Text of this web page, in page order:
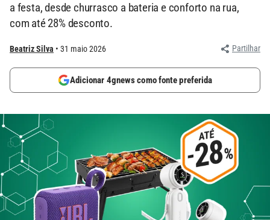
a festa, desde churrasco a bateria e conforto na rua,
com até 28% desconto.
Beatriz Silva 31 maio 2026 Partilhar
Adicionar 4gnews como fonte preferida